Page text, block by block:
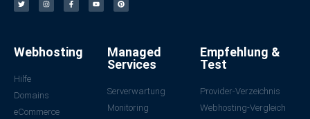
Webhosting
Hilfe
Domains
eCommerce
Managed
Services
Serverwartung
Monitoring
Empfehlung &
Test
Provider-Verzeichnis
Webhosting-Vergleich